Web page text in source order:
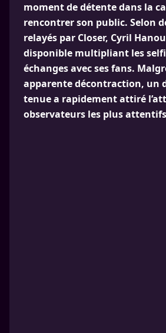
moment de détente dans la
rencontrer son public. Selon
relayés par Closer, Cyril
disponible multipliant les
échanges avec ses fans.
apparente décontraction, un
tenue a rapidement attiré
observateurs les plus